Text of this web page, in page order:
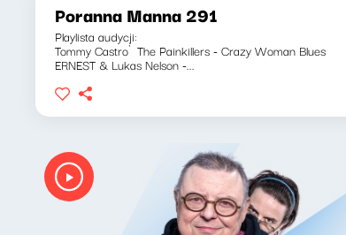
Poranna Manna 291
Playlista audycji:
Tommy Castro`The Painkillers - Crazy Woman Blues
ERNEST & Lukas Nelson -...